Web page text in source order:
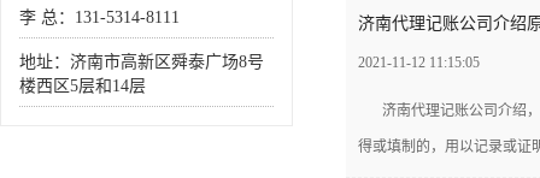
李 总：131-5314-8111
地址：济南市高新区舜泰广场8号
楼西区5层和14层
济南代理记账公司介绍
2021-11-12 11:15:05
济南代理记账公司介绍
得或填制的，用以记录或证